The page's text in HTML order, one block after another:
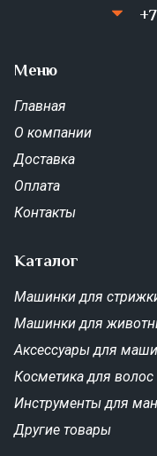
Меню
Главная
О компании
Доставка
Оплата
Контакты
Каталог
Машинки для
Машинки для
Аксессуары для
Косметика для волос
Инструменты для
Другие товары